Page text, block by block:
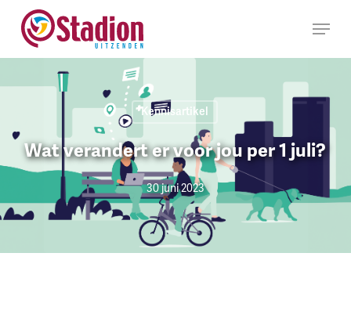
naar
hoofdinhoud
Menu
Kennisartikel
Wat verandert er voor jou per 1 juli?
30 juni 2023